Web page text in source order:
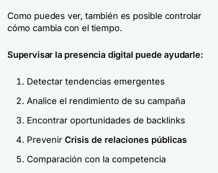
Como puedes ver, también es posible controlar
cómo cambia con el tiempo.
Supervisar la presencia digital puede ayudarle:
Detectar tendencias emergentes
Analice el rendimiento de su campaña
Encontrar oportunidades de backlinks
Prevenir Crisis de relaciones públicas
Comparación con la competencia